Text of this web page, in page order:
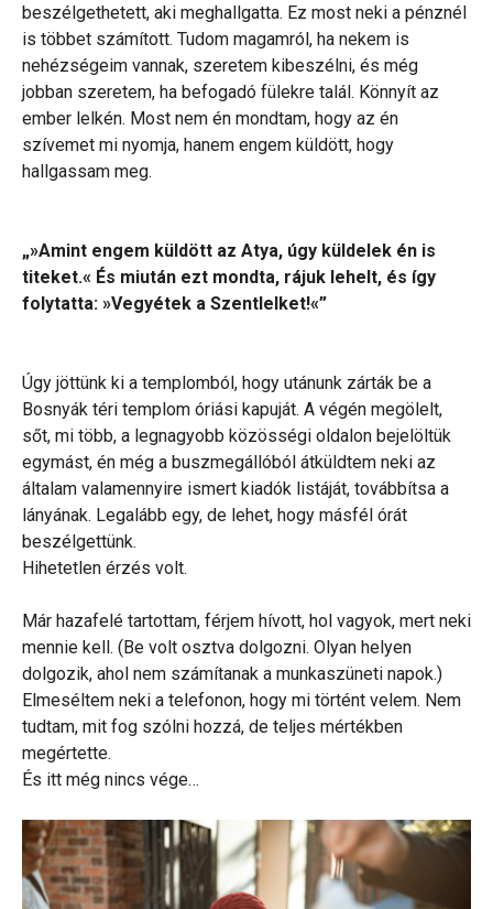
beszélgethetett, aki meghallgatta. Ez most neki a pénznél
is többet számított. Tudom magamról, ha nekem is
nehézségeim vannak, szeretem kibeszélni, és még
jobban szeretem, ha befogadó fülekre talál. Könnyít az
ember lelkén. Most nem én mondtam, hogy az én
szívemet mi nyomja, hanem engem küldött, hogy
hallgassam meg.
„»Amint engem küldött az Atya, úgy küldelek én is
titeket.« És miután ezt mondta, rájuk lehelt, és így
folytatta: »Vegyétek a Szentlelket!«”
Úgy jöttünk ki a templomból, hogy utánunk zárták be a
Bosnyák téri templom óriási kapuját. A végén megölelt,
sőt, mi több, a legnagyobb közösségi oldalon bejelöltük
egymást, én még a buszmegállóból átküldtem neki az
általam valamennyire ismert kiadók listáját, továbbítsa a
lányának. Legalább egy, de lehet, hogy másfél órát
beszélgettünk.
Hihetetlen érzés volt.
Már hazafelé tartottam, férjem hívott, hol vagyok, mert neki
mennie kell. (Be volt osztva dolgozni. Olyan helyen
dolgozik, ahol nem számítanak a munkaszüneti napok.)
Elmeséltem neki a telefonon, hogy mi történt velem. Nem
tudtam, mit fog szólni hozzá, de teljes mértékben
megértette.
És itt még nincs vége…